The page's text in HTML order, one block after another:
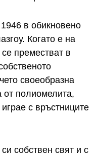
в обикновено
Когато е на
преместват в
своеобразна
от полиомелита,
с връстниците
собствен свят и с